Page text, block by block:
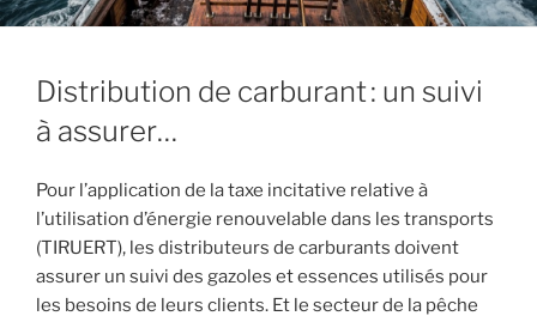
Distribution de carburant : un suivi
à assurer…
Pour l’application de la taxe incitative relative à
l’utilisation d’énergie renouvelable dans les transports
(TIRUERT), les distributeurs de carburants doivent
assurer un suivi des gazoles et essences utilisés pour
les besoins de leurs clients. Et le secteur de la pêche